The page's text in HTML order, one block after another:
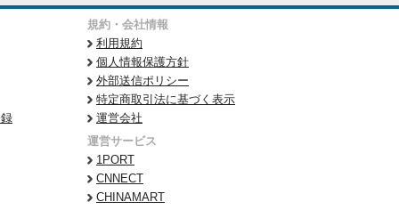
規約・会社情報
利用規約
個人情報保護方針
外部送信ポリシー
特定商取引法に基づく表示
運営会社
運営サービス
1PORT
CNNECT
CHINAMART